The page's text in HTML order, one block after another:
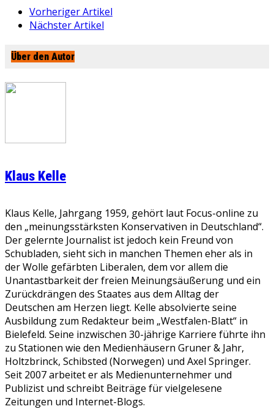
Vorheriger Artikel
Nächster Artikel
Über den Autor
Klaus Kelle
Klaus Kelle, Jahrgang 1959, gehört laut Focus-online zu
den „meinungsstärksten Konservativen in Deutschland“.
Der gelernte Journalist ist jedoch kein Freund von
Schubladen, sieht sich in manchen Themen eher als in
der Wolle gefärbten Liberalen, dem vor allem die
Unantastbarkeit der freien Meinungsäußerung und ein
Zurückdrängen des Staates aus dem Alltag der
Deutschen am Herzen liegt. Kelle absolvierte seine
Ausbildung zum Redakteur beim „Westfalen-Blatt“ in
Bielefeld. Seine inzwischen 30-jährige Karriere führte ihn
zu Stationen wie den Medienhäusern Gruner & Jahr,
Holtzbrinck, Schibsted (Norwegen) und Axel Springer.
Seit 2007 arbeitet er als Medienunternehmer und
Publizist und schreibt Beiträge für vielgelesene
Zeitungen und Internet-Blogs.